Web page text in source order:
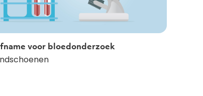
voor bloedonderzoek